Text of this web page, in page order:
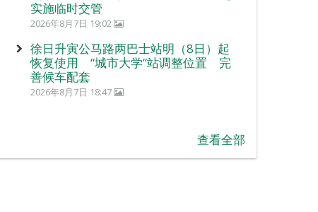
实施临时交管
2026年8月7日 19:02
徐日升寅公马路两巴士站明（8日）起
恢复使用 “城市大学”站调整位置 完
善候车配套
2026年8月7日 18:47
查看全部